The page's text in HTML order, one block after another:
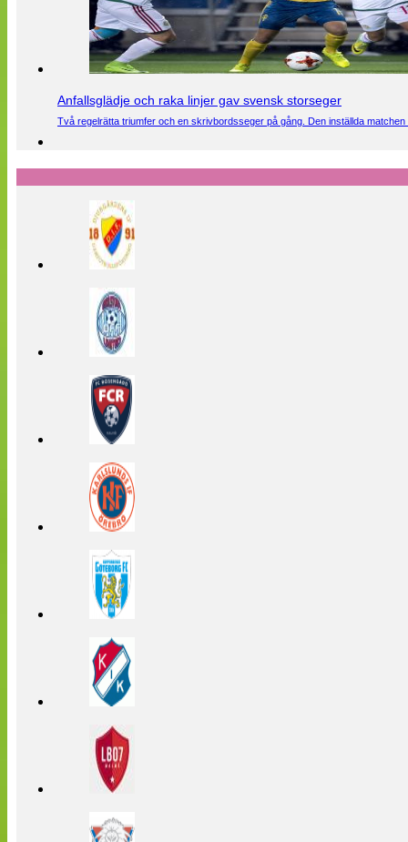
Anfallsglädje och raka linjer gav svensk storseger
Två regelrätta triumfer och en skrivbordsseger på gång. Den inställda